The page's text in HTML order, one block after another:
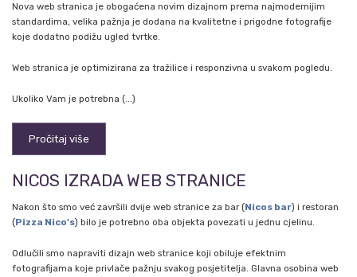
Nova web stranica je obogaćena novim dizajnom prema najmodernijim
standardima, velika pažnja je dodana na kvalitetne i prigodne fotografije
koje dodatno podižu ugled tvrtke.
Web stranica je optimizirana za tražilice i responzivna u svakom pogledu.
Ukoliko Vam je potrebna (...)
Pročitaj više
NICOS IZRADA WEB STRANICE
Nakon što smo već završili dvije web stranice za bar (Nicos bar) i restoran
(Pizza Nico's) bilo je potrebno oba objekta povezati u jednu cjelinu.
Odlučili smo napraviti dizajn web stranice koji obiluje efektnim
fotografijama koje privlače pažnju svakog posjetitelja. Glavna osobina web